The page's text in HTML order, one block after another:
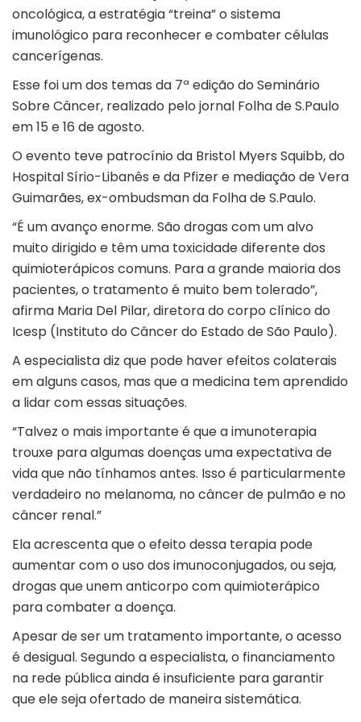
oncológica, a estratégia “treina” o sistema
imunológico para reconhecer e combater células
cancerígenas.
Esse foi um dos temas da 7ª edição do Seminário
Sobre Câncer, realizado pelo jornal Folha de S.Paulo
em 15 e 16 de agosto.
O evento teve patrocínio da Bristol Myers Squibb, do
Hospital Sírio-Libanês e da Pfizer e mediação de Vera
Guimarães, ex-ombudsman da Folha de S.Paulo.
“É um avanço enorme. São drogas com um alvo
muito dirigido e têm uma toxicidade diferente dos
quimioterápicos comuns. Para a grande maioria dos
pacientes, o tratamento é muito bem tolerado”,
afirma Maria Del Pilar, diretora do corpo clínico do
Icesp (Instituto do Câncer do Estado de São Paulo).
A especialista diz que pode haver efeitos colaterais
em alguns casos, mas que a medicina tem aprendido
a lidar com essas situações.
“Talvez o mais importante é que a imunoterapia
trouxe para algumas doenças uma expectativa de
vida que não tínhamos antes. Isso é particularmente
verdadeiro no melanoma, no câncer de pulmão e no
câncer renal.”
Ela acrescenta que o efeito dessa terapia pode
aumentar com o uso dos imunoconjugados, ou seja,
drogas que unem anticorpo com quimioterápico
para combater a doença.
Apesar de ser um tratamento importante, o acesso
é desigual. Segundo a especialista, o financiamento
na rede pública ainda é insuficiente para garantir
que ele seja ofertado de maneira sistemática.